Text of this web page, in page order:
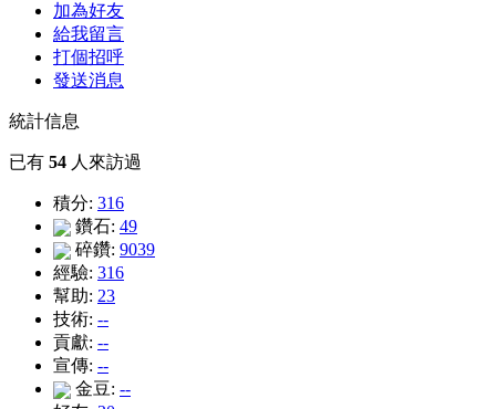
加為好友
給我留言
打個招呼
發送消息
統計信息
已有 54 人來訪過
積分: 316
鑽石: 49
碎鑽: 9039
經驗: 316
幫助: 23
技術: --
貢獻: --
宣傳: --
金豆: --